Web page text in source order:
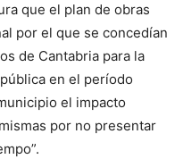
que el plan de obras
por el que se concedían
de Cantabria para la
en el período
el impacto
por no presentar